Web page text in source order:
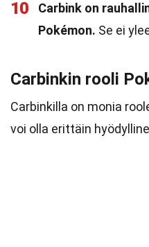
10
Carbink on
Pokémon. Se ei
Carbinkin rooli
Carbinkilla on monia
voi olla erittäin